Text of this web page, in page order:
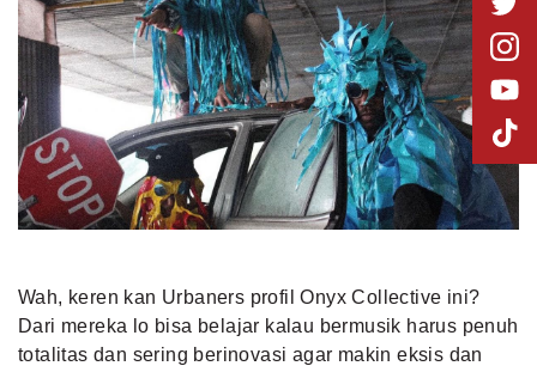
Wah, keren kan Urbaners profil Onyx Collective ini?
Dari mereka lo bisa belajar kalau bermusik harus penuh
totalitas dan sering berinovasi agar makin eksis dan